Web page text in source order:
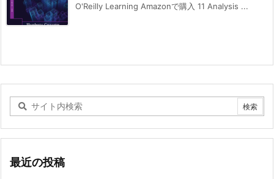
O'Reilly Learning Amazonで購入 11 Analysis ...
最近の投稿